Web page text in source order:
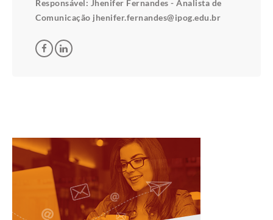
Responsável: Jhenifer Fernandes - Analista de
Comunicação jhenifer.fernandes@ipog.edu.br